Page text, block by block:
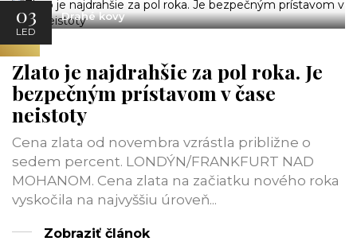
03
LED
Drahé kovy
Zlato je najdrahšie za pol roka. Je
bezpečným prístavom v čase
neistoty
Cena zlata od novembra vzrástla približne o
sedem percent. LONDÝN/FRANKFURT NAD
MOHANOM. Cena zlata na začiatku nového roka
vyskočila na najvyššiu úroveň...
Zobraziť článok